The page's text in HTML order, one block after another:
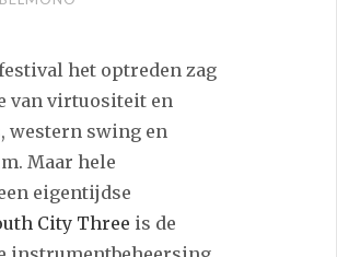
het optreden zag
van virtuositeit en
western swing en
Maar hele
eigentijdse
City Three is de